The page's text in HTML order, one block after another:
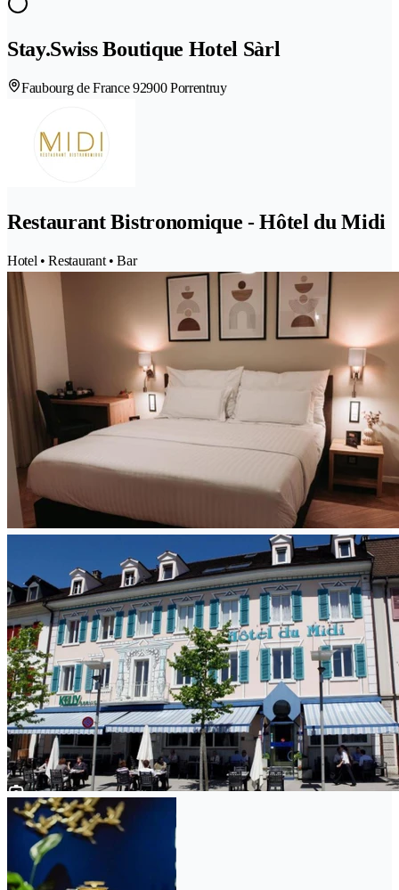
Stay.Swiss Boutique Hotel Sàrl
Faubourg de France 92900 Porrentruy
Restaurant Bistronomique - Hôtel du Midi
Hotel • Restaurant • Bar